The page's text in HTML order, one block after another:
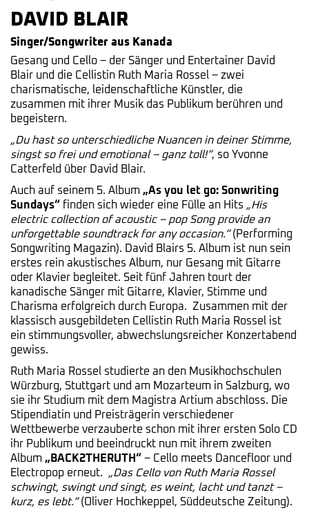
DAVID BLAIR
Singer/Songwriter aus Kanada
Gesang und Cello – der Sänger und Entertainer David
Blair und die Cellistin Ruth Maria Rossel – zwei
charismatische, leidenschaftliche Künstler, die
zusammen mit ihrer Musik das Publikum berühren und
begeistern.
„Du hast so unterschiedliche Nuancen in deiner Stimme,
singst so frei und emotional – ganz toll!“, so Yvonne
Catterfeld über David Blair.
Auch auf seinem 5. Album „As you let go: Sonwriting
Sundays“ finden sich wieder eine Fülle an Hits „His
electric collection of acoustic – pop Song provide an
unforgettable soundtrack for any occasion.“(Performing
Songwriting Magazin). David Blairs 5. Album ist nun sein
erstes rein akustisches Album, nur Gesang mit Gitarre
oder Klavier begleitet. Seit fünf Jahren tourt der
kanadische Sänger mit Gitarre, Klavier, Stimme und
Charisma erfolgreich durch Europa. Zusammen mit der
klassisch ausgebildeten Cellistin Ruth Maria Rossel ist
ein stimmungsvoller, abwechslungsreicher Konzertabend
gewiss.
Ruth Maria Rossel studierte an den Musikhochschulen
Würzburg, Stuttgart und am Mozarteum in Salzburg, wo
sie ihr Studium mit dem Magistra Artium abschloss. Die
Stipendiatin und Preisträgerin verschiedener
Wettbewerbe verzauberte schon mit ihrer ersten Solo CD
ihr Publikum und beeindruckt nun mit ihrem zweiten
Album „BACK2THERUTH“ – Cello meets Dancefloor und
Electropop erneut. „Das Cello von Ruth Maria Rossel
schwingt, swingt und singt, es weint, lacht und tanzt –
kurz, es lebt.“(Oliver Hochkeppel, Süddeutsche Zeitung).